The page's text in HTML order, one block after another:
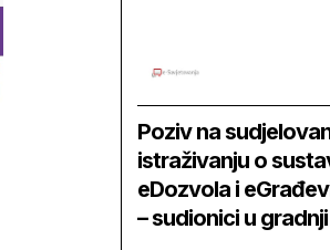
Poziv na
istraživanju o
eDozvola i
– sudionici u gradnji